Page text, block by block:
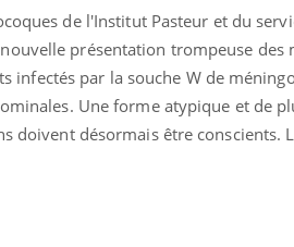
de l'Institut Pasteur et du
présentation trompeuse des
infectés par la souche W de
Une forme atypique et de
doivent désormais être conscients.
Youtube
de
de
de
Youtube
Un « jumeau
faciliter l’accès à la
préventiveYoutube